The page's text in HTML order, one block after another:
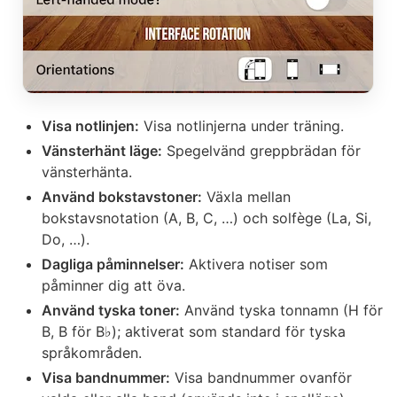
Visa notlinjen: Visa notlinjerna under träning.
Vänsterhänt läge: Spegelvänd greppbrädan för
vänsterhänta.
Använd bokstavstoner: Växla mellan
bokstavsnotation (A, B, C, …) och solfège (La, Si,
Do, …).
Dagliga påminnelser: Aktivera notiser som
påminner dig att öva.
Använd tyska toner: Använd tyska tonnamn (H för
B, B för B♭); aktiverat som standard för tyska
språkområden.
Visa bandnummer: Visa bandnummer ovanför